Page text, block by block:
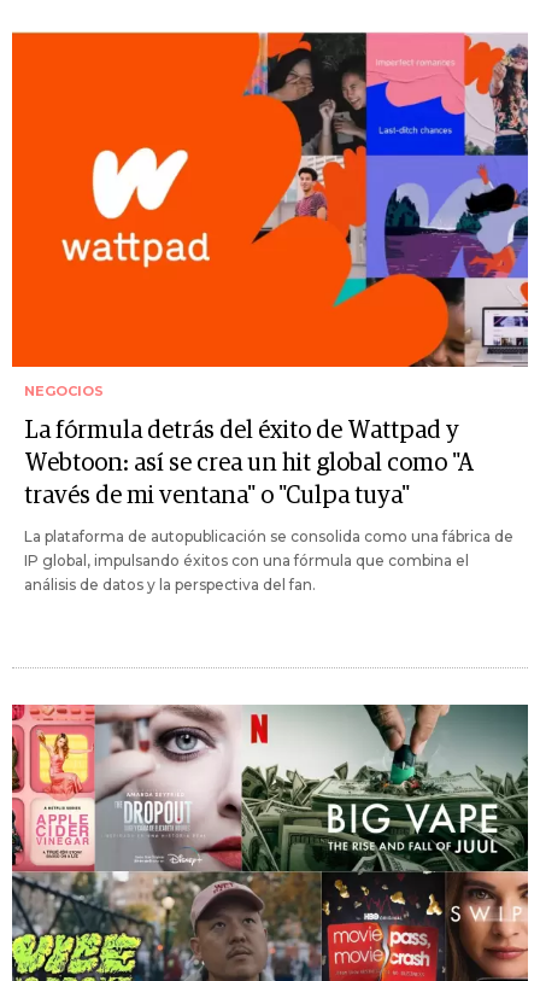
NEGOCIOS
La fórmula detrás del éxito de Wattpad y
Webtoon: así se crea un hit global como "A
través de mi ventana" o "Culpa tuya"
La plataforma de autopublicación se consolida como una fábrica de
IP global, impulsando éxitos con una fórmula que combina el
análisis de datos y la perspectiva del fan.